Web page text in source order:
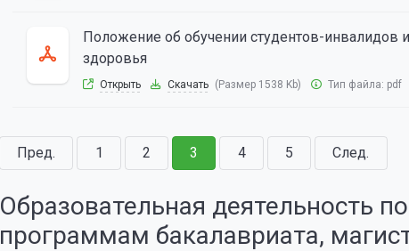
Положение об обучении студентов-инвалидов
здоровья
Открыть Скачать (Размер 1538 Kb) Тип файла: pdf
Пред. 1 2 3 4 5 След.
Образовательная деятельность
программам бакалавриата,